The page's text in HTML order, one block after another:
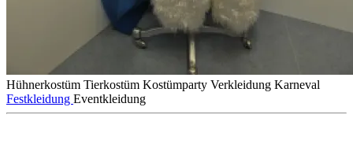
Hühnerkostüm Tierkostüm Kostümparty Verkleidung Karneval
Festkleidung Eventkleidung